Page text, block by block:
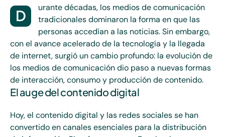
D
urante décadas, los medios de comunicación
tradicionales dominaron la forma en que las
personas accedían a las noticias. Sin embargo,
con el avance acelerado de la tecnología y la llegada
de internet, surgió un cambio profundo: la evolución de
los medios de comunicación dio paso a nuevas formas
de interacción, consumo y producción de contenido.
El auge del contenido digital
Hoy, el contenido digital y las redes sociales se han
convertido en canales esenciales para la distribución